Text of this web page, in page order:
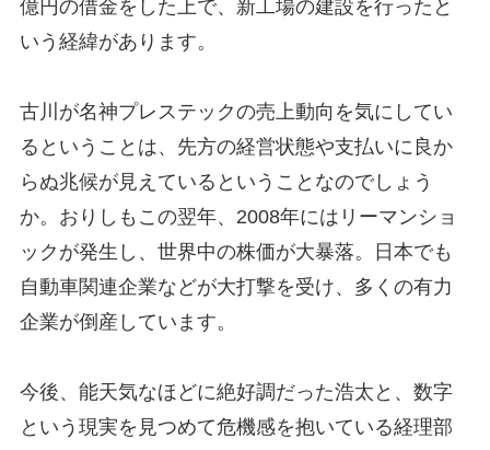
億円の借金をした上で、新工場の建設を行ったと
いう経緯があります。
古川が名神プレステックの売上動向を気にしてい
るということは、先方の経営状態や支払いに良か
らぬ兆候が見えているということなのでしょう
か。おりしもこの翌年、2008年にはリーマンショ
ックが発生し、世界中の株価が大暴落。日本でも
自動車関連企業などが大打撃を受け、多くの有力
企業が倒産しています。
今後、能天気なほどに絶好調だった浩太と、数字
という現実を見つめて危機感を抱いている経理部